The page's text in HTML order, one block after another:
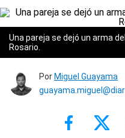
Una pareja se dejó un arma
Rosario.
Por Miguel Guayama